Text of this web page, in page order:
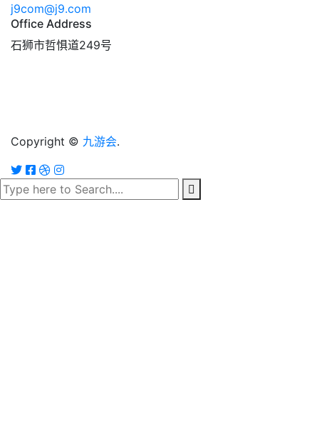
j9com@j9.com
Office Address
石狮市哲惧道249号
Copyright © 九游会.